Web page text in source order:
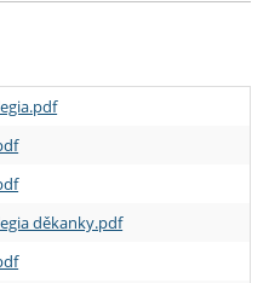
děkanky.pdf